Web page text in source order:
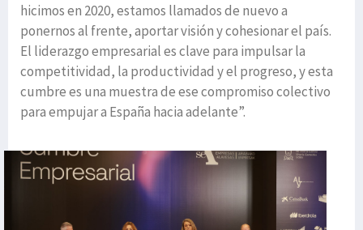
hicimos en 2020, estamos llamados de nuevo a
ponernos al frente, aportar visión y cohesionar el país.
El liderazgo empresarial es clave para impulsar la
competitividad, la productividad y el progreso, y esta
cumbre es una muestra de ese compromiso colectivo
para empujar a España hacia adelante”.